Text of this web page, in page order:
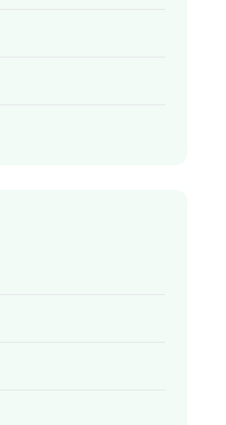
tại Đồng Nai